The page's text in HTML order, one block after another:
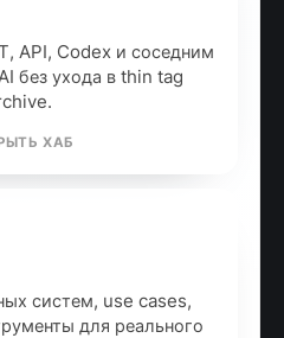
API, Codex и соседним
без ухода в thin tag
ХАБ
систем, use cases,
для реального